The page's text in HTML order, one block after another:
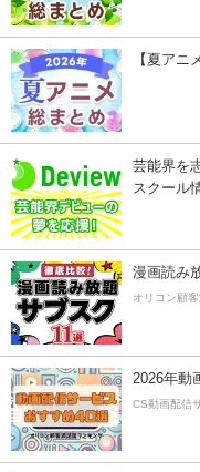
【夏アニ
芸能界を
スクール
漫画読み
オリコン顧
2026年動
CS動画配信